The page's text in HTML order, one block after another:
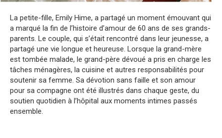
La petite-fille, Emily Hime, a partagé un moment émouvant qui
a marqué la fin de l’histoire d’amour de 60 ans de ses grands-
parents. Le couple, qui s’était rencontré dans leur jeunesse, a
partagé une vie longue et heureuse. Lorsque la grand-mère
est tombée malade, le grand-père dévoué a pris en charge les
tâches ménagères, la cuisine et autres responsabilités pour
soutenir sa femme. Sa dévotion sans faille et son amour
pour sa compagne ont été illustrés dans chaque geste, du
soutien quotidien à l’hôpital aux moments intimes passés
ensemble.